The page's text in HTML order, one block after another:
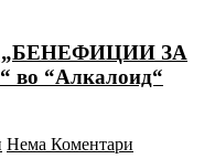
„БЕНЕФИЦИИ ЗА
“Алкалоид“
Нема Коментари